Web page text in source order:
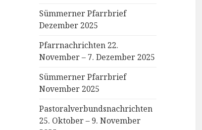
Sümmerner Pfarrbrief
Dezember 2025
Pfarrnachrichten 22.
November – 7. Dezember 2025
Sümmerner Pfarrbrief
November 2025
Pastoralverbundsnachrichten
25. Oktober – 9. November